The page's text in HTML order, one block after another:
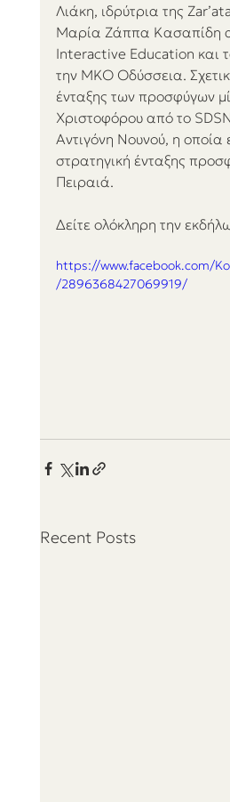
Λιάκη, ιδρύτρια της
Μαρία Ζάππα Κασαπίδη
Interactive Education και
την ΜΚΟ Οδύσσεια.
ένταξης των προσφύγων
Χριστοφόρου από το
Αντιγόνη Νουνού, η οποία
στρατηγική ένταξης
Πειραιά.
Δείτε ολόκληρη την
https://www.facebook.com/
/2896368427069919/
Recent Posts